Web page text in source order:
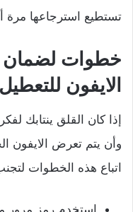
تستطيع استرجاعها مرة
خطوات
الايفون للتعطيل
إذا كان القلق ينتابك
وأن يتم تعرض الايفون
اتباع هذه الخطوات